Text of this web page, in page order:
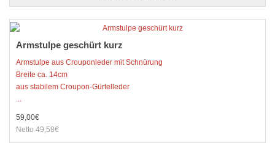
Armstulpe geschürt kurz
Armstulpe aus Crouponleder mit Schnürung
Breite ca. 14cm
aus stabilem Croupon-Gürtelleder
...
59,00€
Netto 49,58€